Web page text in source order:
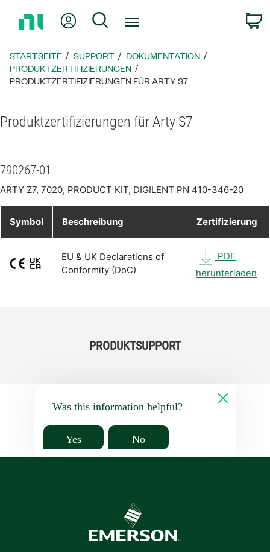
zur
Mein KontoSuche
STARTSEITE SUPPORT
DOKUMENTATION
PRODUKTZERTIFIZIERUNGEN
PRODUKTZERTIFIZIERUNGEN FÜR ARTY S7
Produktzertifizierungen für Arty S7
790267-01
ARTY Z7, 7020, PRODUCT KIT, DIGILENT PN 410-346-20
Symbol Beschreibung Zertifizierung
EU & UK Declarations of
Conformity (DoC)
PDF
herunterladen
PRODUKTSUPPORT
Was this information helpful?
Yes No